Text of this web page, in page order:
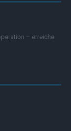
– erreiche